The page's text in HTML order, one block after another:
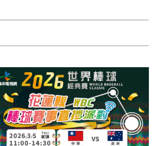
2024暑期夏令營專區
台中市
彰化縣
高雄市
國外報導